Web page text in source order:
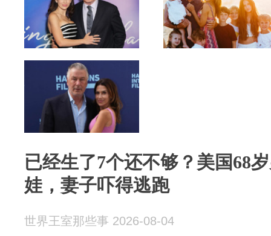
已经生了7个还不够？美国68
娃，妻子吓得逃跑
世界王室那些事 2026-08-04